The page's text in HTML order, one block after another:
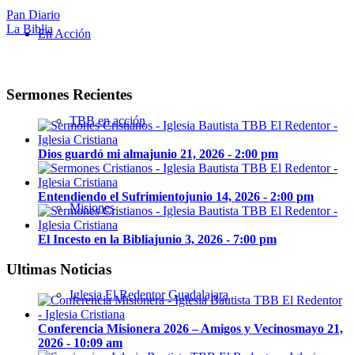
En Acción
TBB en acción
Misiones
Iglesia El Redentor Guadalajara
Pan Diario
La Biblia
Sermones Recientes
Dios guardó mi almajunio 21, 2026 - 2:00 pm
Entendiendo el Sufrimientojunio 14, 2026 - 2:00 pm
El Incesto en la Bibliajunio 3, 2026 - 7:00 pm
Ultimas Noticias
Conferencia Misionera 2026 – Amigos y Vecinosmayo 21,
2026 - 10:09 am